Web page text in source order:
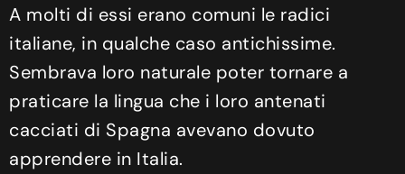
A molti di essi erano comuni le radici
italiane, in qualche caso antichissime.
Sembrava loro naturale poter tornare a
praticare la lingua che i loro antenati
cacciati di Spagna avevano dovuto
apprendere in Italia.